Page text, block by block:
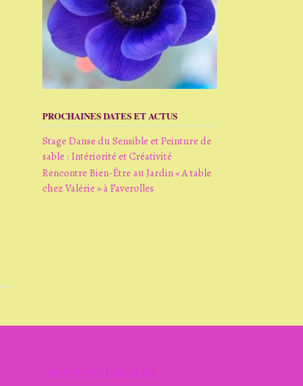
PROCHAINES DATES ET ACTUS
Stage Danse du Sensible et Peinture de
sable : Intériorité et Créativité
Rencontre Bien-Être au Jardin « A table
chez Valérie » à Faverolles
MENTIONS LÉGALES